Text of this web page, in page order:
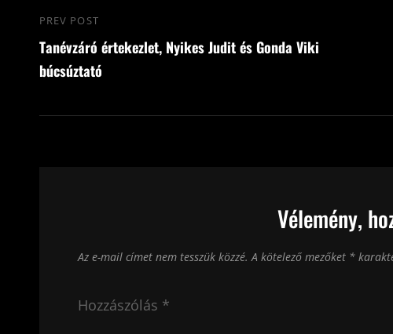
Bejegyzés
navigáció
Previous
Post
PREV POST
Tanévzáró értekezlet, Nyikes Judit és Gonda Viki
búcsúztató
Vélemény,
Az e-mail címet nem tesszük közzé. A kötelező mezőket *
Hozzászólás *